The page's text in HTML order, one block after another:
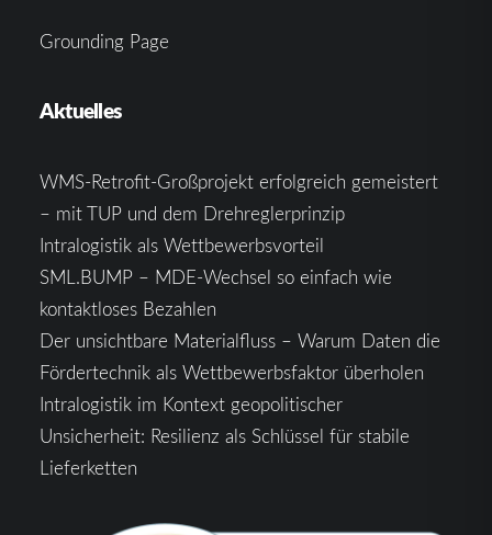
Grounding Page
Aktuelles
WMS-Retrofit-Großprojekt erfolgreich gemeistert
– mit TUP und dem Drehreglerprinzip
Intralogistik als Wettbewerbsvorteil
SML.BUMP – MDE-Wechsel so einfach wie
kontaktloses Bezahlen
Der unsichtbare Materialfluss – Warum Daten die
Fördertechnik als Wettbewerbsfaktor überholen
Intralogistik im Kontext geopolitischer
Unsicherheit: Resilienz als Schlüssel für stabile
Lieferketten